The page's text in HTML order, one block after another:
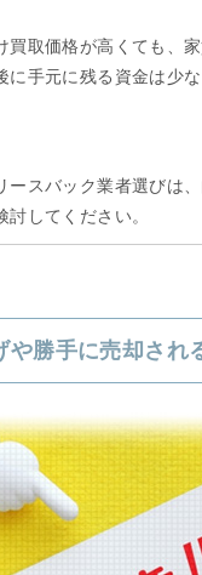
買取価格が高くても、
に手元に残る資金は少
ースバック業者選びは
討してください。
や勝手に売却され